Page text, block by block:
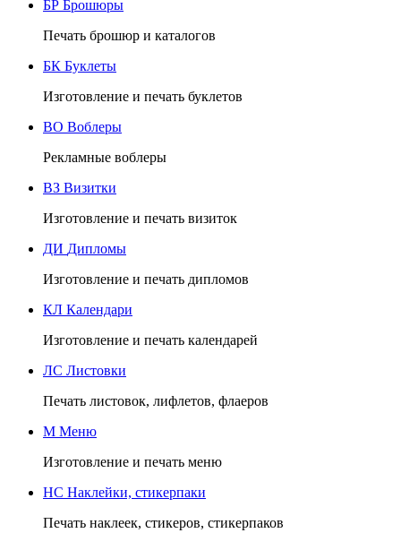
БР Брошюры
Печать брошюр и каталогов
БК Буклеты
Изготовление и печать буклетов
ВО Воблеры
Рекламные воблеры
ВЗ Визитки
Изготовление и печать визиток
ДИ Дипломы
Изготовление и печать дипломов
КЛ Календари
Изготовление и печать календарей
ЛС Листовки
Печать листовок, лифлетов, флаеров
М Меню
Изготовление и печать меню
НС Наклейки, стикерпаки
Печать наклеек, стикеров, стикерпаков